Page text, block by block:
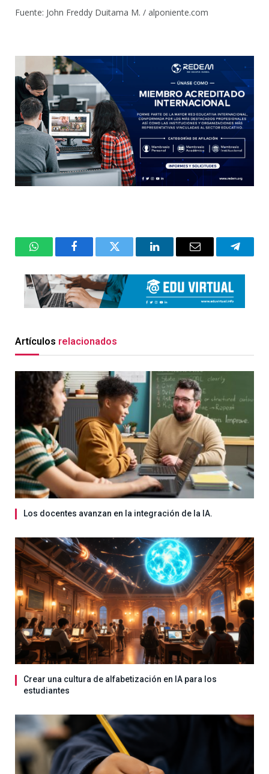
Fuente: John Freddy Duitama M. / alponiente.com
WhatsAppFacebookTwitter LinkedInEmail
Artículos relacionados
Los docentes avanzan en la integración de la IA.
Crear una cultura de alfabetización en IA para los
estudiantes